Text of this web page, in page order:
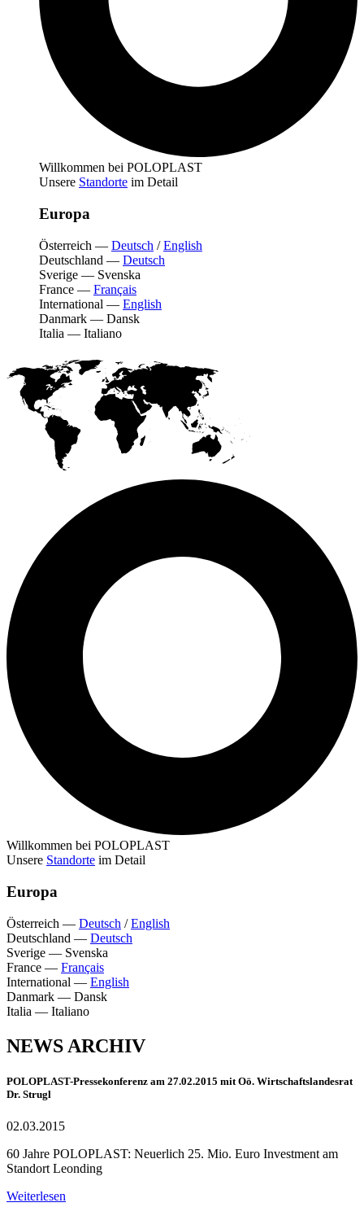
Willkommen bei POLOPLAST
Unsere Standorte im Detail
Europa
Österreich — Deutsch /English
Deutschland — Deutsch
Sverige — Svenska
France — Français
International — English
Danmark — Dansk
Italia — Italiano
Willkommen bei POLOPLAST
Unsere Standorte im Detail
Europa
Österreich — Deutsch /English
Deutschland — Deutsch
Sverige — Svenska
France — Français
International — English
Danmark — Dansk
Italia — Italiano
NEWS ARCHIV
POLOPLAST-Pressekonferenz am 27.02.2015 mit Oö. Wirtschaftslandesrat
Dr. Strugl
02.03.2015
60 Jahre POLOPLAST: Neuerlich 25. Mio. Euro Investment am
Standort Leonding
Weiterlesen